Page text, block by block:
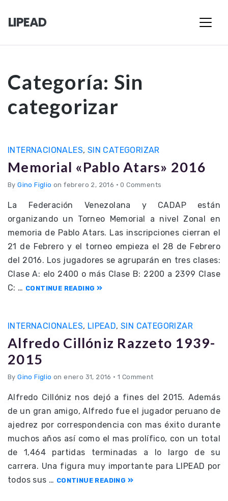
LIPEAD
Categoría: Sin
categorizar
INTERNACIONALES, SIN CATEGORIZAR
Memorial «Pablo Atars» 2016
ByGino Figlio on febrero 2, 2016 • 0 Comments
La Federación Venezolana y CADAP están
organizando un Torneo Memorial a nivel Zonal en
memoria de Pablo Atars. Las inscripciones cierran el
21 de Febrero y el torneo empieza el 28 de Febrero
del 2016. Los jugadores se agruparán en tres clases:
Clase A: elo 2400 o más Clase B: 2200 a 2399 Clase
C: … CONTINUE READING
INTERNACIONALES, LIPEAD,SIN CATEGORIZAR
Alfredo Cillóniz Razzeto 1939-
2015
ByGino Figlio on enero 31, 2016 • 1 Comment
Alfredo Cillóniz nos dejó a fines del 2015. Además
de un gran amigo, Alfredo fue el jugador peruano de
ajedrez por correspondencia con mas éxito durante
muchos años así como el mas prolífico, con un total
de 1,464 partidas terminadas a lo largo de su
carrera. Una figura muy importante para LIPEAD por
todos sus … CONTINUE READING